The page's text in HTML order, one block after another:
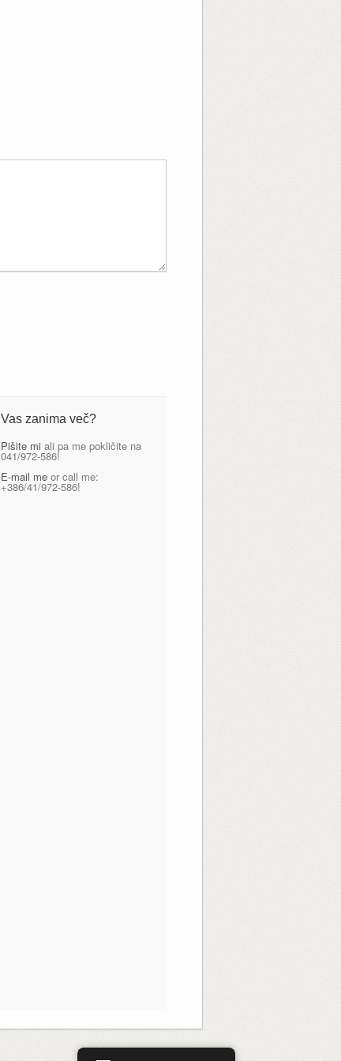
Vas zanima več?
Pišite mi ali pa me pokličite na
041/972-586!
E-mail meor call me:
+386/41/972-586!